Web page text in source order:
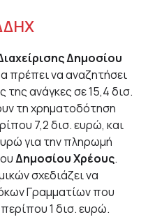
Δημοσίου
πρέπει να αναζητήσει
της ανάγκες σε 15,4 δισ.
τη χρηματοδότηση
7,2 δισ. ευρώ, και
για την πληρωμή
Δημοσίου Χρέους.
σχεδιάζει να
Γραμματίων που
1 δισ. ευρώ.